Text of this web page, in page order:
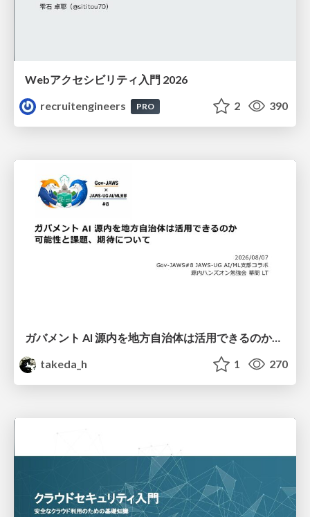
Webアクセシビリティ入門 2026
recruitengineers
PRO 2 390
ガバメント AI 源内を地方自治体は活用できるのか 可能性と課題、期待について
takeda_h
1 270